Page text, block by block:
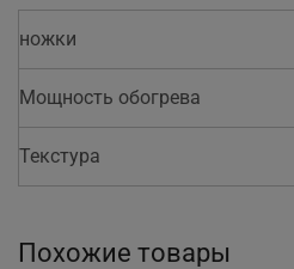
ножки
Мощность обогрева
Текстура
Похожие товары